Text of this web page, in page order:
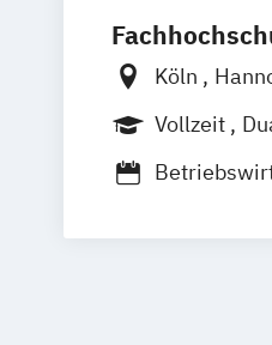
Köln
Düren
Vollzeit